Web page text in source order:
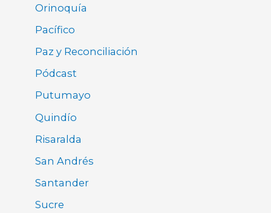
Orinoquía
Pacífico
Paz y Reconciliación
Pódcast
Putumayo
Quindío
Risaralda
San Andrés
Santander
Sucre